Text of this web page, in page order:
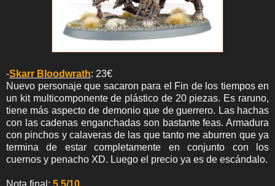
-Skarr Bloodwrath: 23€
Nuevo personaje que sacaron para el Fin de los tiempos en
un kit multicomponente de plástico de 20 piezas. Es raruno,
tiene más aspecto de demonio que de guerrero. Las hachas
con las cadenas enganchadas son bastante feas. Armadura
con pinchos y calaveras de las que tanto me aburren que ya
termina de estar completamente en conjunto con los
cuernos y penacho XD. Luego el precio ya es de escándalo.